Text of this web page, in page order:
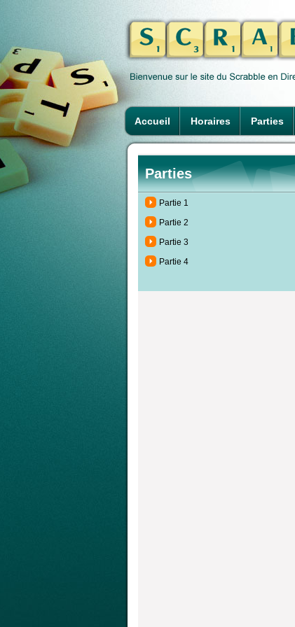
Accueil Horaires Parties
Parties
Partie 1
Partie 2
Partie 3
Partie 4